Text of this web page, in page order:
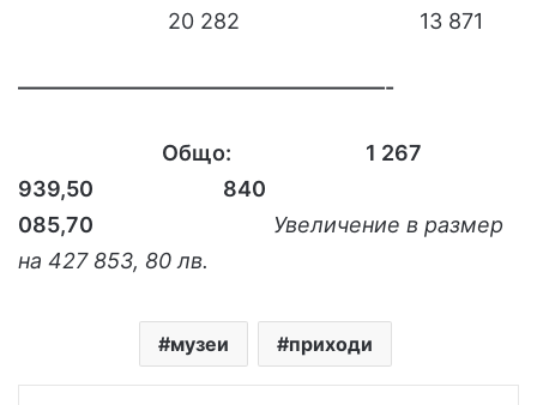
20 282 13 871
––––––––––––––––––––––––––––––––––-
Общо: 1 267
939,50 840
085,70 Увеличение в размер
на 427 853, 80 лв.
музеи приходи